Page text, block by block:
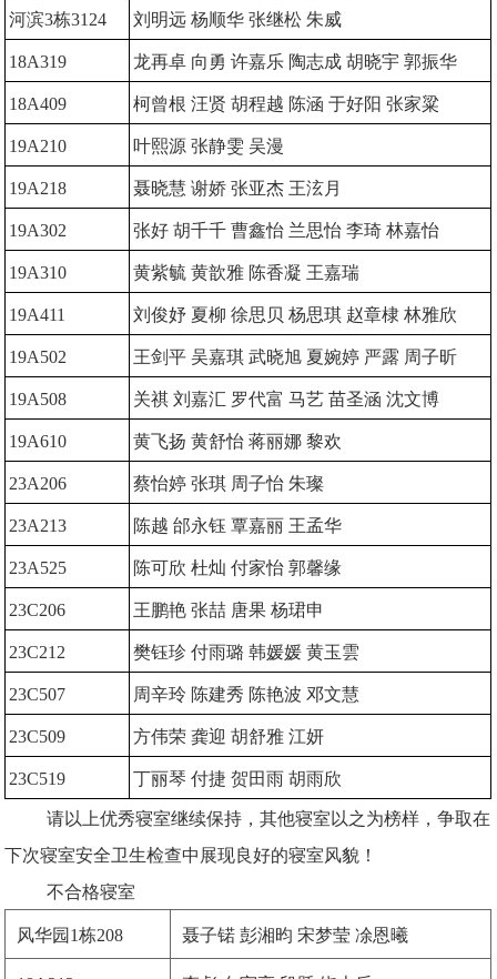
河滨3栋3124 刘明远 杨顺华 张继松 朱威
18A319 龙再卓 向勇 许嘉乐 陶志成 胡晓宇 郭振华
18A409 柯曾根 汪贤 胡程越 陈涵 于好阳 张家粱
19A210 叶熙源 张静雯 吴漫
19A218 聂晓慧 谢娇 张亚杰 王泫月
19A302 张好 胡千千 曹鑫怡 兰思怡 李琦 林嘉怡
19A310 黄紫毓 黄歆雅 陈香凝 王嘉瑞
19A411 刘俊妤 夏柳 徐思贝 杨思琪 赵章棣 林雅欣
19A502 王剑平 吴嘉琪 武晓旭 夏婉婷 严露 周子昕
19A508 关祺 刘嘉汇 罗代富 马艺 苗圣涵 沈文博
19A610 黄飞扬 黄舒怡 蒋丽娜 黎欢
23A206 蔡怡婷 张琪 周子怡 朱璨
23A213 陈越 邰永钰 覃嘉丽 王孟华
23A525 陈可欣 杜灿 付家怡 郭馨缘
23C206 王鹏艳 张喆 唐果 杨珺申
23C212 樊钰珍 付雨璐 韩媛媛 黄玉雲
23C507 周辛玲 陈建秀 陈艳波 邓文慧
23C509 方伟荣 龚迎 胡舒雅 江妍
23C519 丁丽琴 付捷 贺田雨 胡雨欣
请以上优秀寝室继续保持，其他寝室以之为榜样，争取在
下次寝室安全卫生检查中展现良好的寝室风貌！
不合格寝室
风华园1栋208 聂子锘 彭湘昀 宋梦莹 凃恩曦